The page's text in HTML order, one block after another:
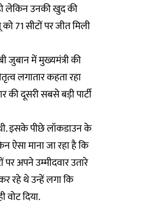
लेकिन उनकी खुद की
71 सीटों पर जीत मिली
जुबान में मुख्यमंत्री की
लगातार कहता रहा
दूसरी सबसे बड़ी पार्टी
इसके पीछे लॉकडाउन के
ऐसा माना जा रहा है कि
अपने उम्मीदवार उतारे
रहे थे उन्हें लगा कि
दिया.